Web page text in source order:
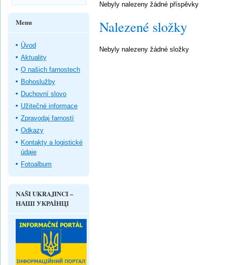
Nebyly nalezeny žádné příspěvky
Nalezené složky
Nebyly nalezeny žádné složky
Menu
Úvod
Aktuality
O našich farnostech
Bohoslužby
Duchovní slovo
Užitečné informace
Zpravodaj farností
Odkazy
Kontakty a logistické
údaje
Fotoalbum
NAŠI UKRAJINCI –
НАШІ УКРАЇНЦІ